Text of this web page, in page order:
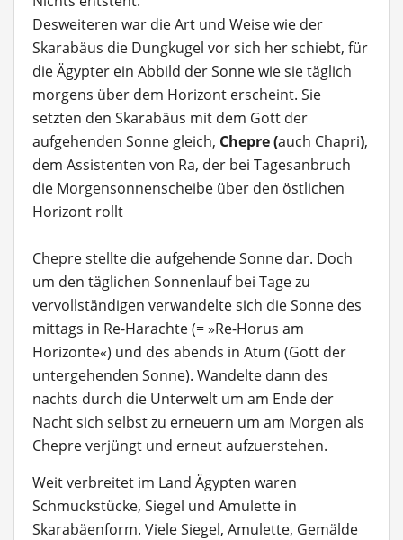
Desweiteren war die Art und Weise wie der
Skarabäus die Dungkugel vor sich her schiebt, für
die Ägypter ein Abbild der Sonne wie sie täglich
morgens über dem Horizont erscheint. Sie
setzten den Skarabäus mit dem Gott der
aufgehenden Sonne gleich, Chepre (auch Chapri),
dem Assistenten von Ra, der bei Tagesanbruch
die Morgensonnenscheibe über den östlichen
Horizont rollt
Chepre stellte die aufgehende Sonne dar. Doch
um den täglichen Sonnenlauf bei Tage zu
vervollständigen verwandelte sich die Sonne des
mittags in Re-Harachte (= »Re-Horus am
Horizonte«) und des abends in Atum (Gott der
untergehenden Sonne). Wandelte dann des
nachts durch die Unterwelt um am Ende der
Nacht sich selbst zu erneuern um am Morgen als
Chepre verjüngt und erneut aufzuerstehen.
Weit verbreitet im Land Ägypten waren
Schmuckstücke, Siegel und Amulette in
Skarabäenform. Viele Siegel, Amulette, Gemälde